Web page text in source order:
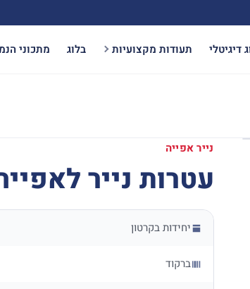
דיגיטלי תעודות מקצועיות בלוג מתכוני
נייר אפייה
עטרות נייר לאפייה 130 יח' –
יחידות בקרטון
ברקוד